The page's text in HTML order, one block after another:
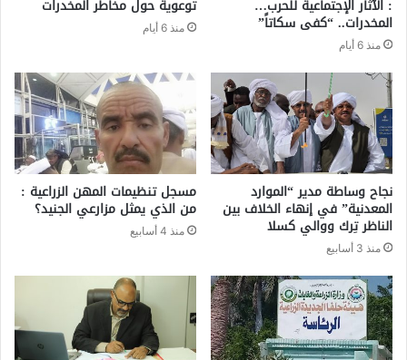
: الآثار الإجتماعية للحرب…
المخدرات.. “كفى سكاتاً”
منذ 6 أيام
توعوية حول مخاطر المخدرات
منذ 6 أيام
نجاح وساطة مدير “الموارد
المعدنية” في إنهاء الخلاف بين
الناظر تِرك ووالي كسلا
منذ 3 أسابيع
مسجل تنظيمات المهن الزراعية :
من الذي يمثل مزارعي الجنيد؟
منذ 4 أسابيع